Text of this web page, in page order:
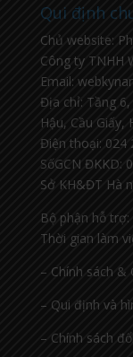
Qui định
Chủ website:
Công ty TNHH
Email:
Địa chỉ: Tầng
Hậu, Cầu Giấy,
Điện thoại: 024
SốGCN ĐKKD:
Sở KH&ĐT Hà
Bộ phận hỗ
Thời gian làm
– Chính sách &
– Qui định và
– Chính sách